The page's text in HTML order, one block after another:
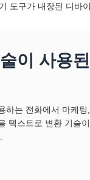
도구가 내장된 디바
이 사용
는 전화에서 마케
텍스트로 변환 기술